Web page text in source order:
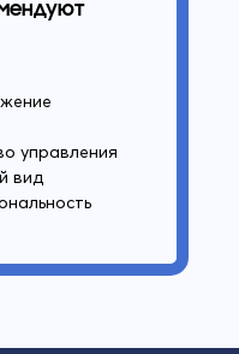
управления
вид